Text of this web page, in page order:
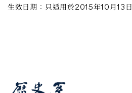
生效日期： 只适用於2015年10月13日